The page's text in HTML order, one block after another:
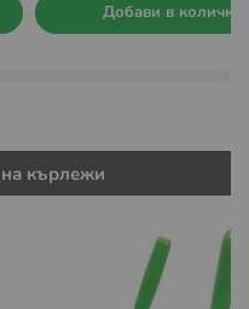
Добави в
кърлежи